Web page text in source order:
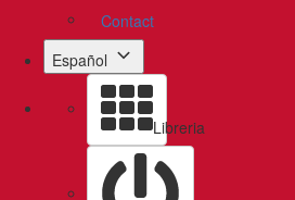
Contact
Español
Libreria